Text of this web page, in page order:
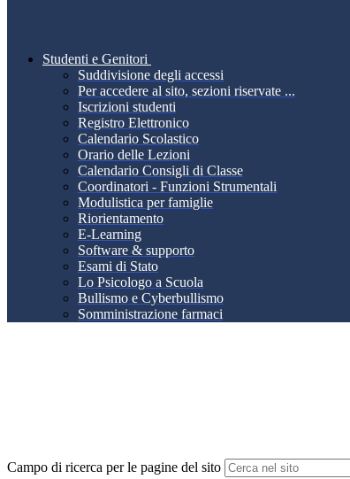
Studenti e Genitori
Suddivisione degli accessi
Per accedere al sito, sezioni riservate ...
Iscrizioni studenti
Registro Elettronico
Calendario Scolastico
Orario delle Lezioni
Calendario Consigli di Classe
Coordinatori - Funzioni Strumentali
Modulistica per famiglie
Riorientamento
E-Learning
Software & supporto
Esami di Stato
Lo Psicologo a Scuola
Bullismo e Cyberbullismo
Somministrazione farmaci
Campo di ricerca per le pagine del sito